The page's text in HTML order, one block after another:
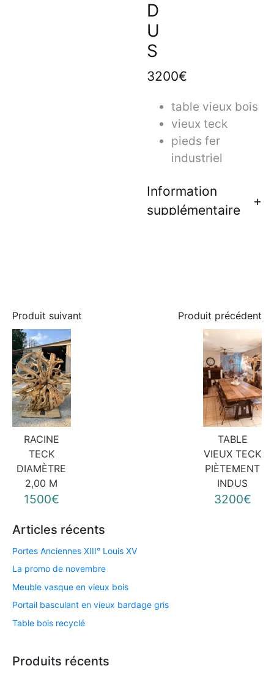
D
U
S
3200€
table vieux bois
vieux teck
pieds fer
industriel
Information
supplémentaire
Produit suivant
RACINE
TECK
DIAMÈTRE
2,00 M
1500€
Produit précédent
TABLE
VIEUX TECK
PIÈTEMENT
INDUS
3200€
Articles récents
Portes Anciennes XIII° Louis XV
La promo de novembre
Meuble vasque en vieux bois
Portail basculant en vieux bardage gris
Table bois recyclé
Produits récents